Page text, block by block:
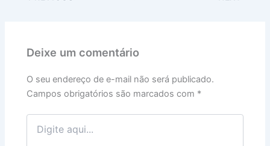
Deixe um comentário
O seu endereço de e-mail não será publicado.
Campos obrigatórios são marcados com *
Digite
aqui...